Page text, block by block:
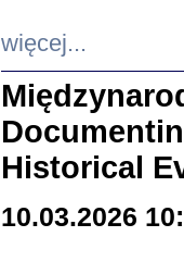
więcej...
Historical
10.03.2026